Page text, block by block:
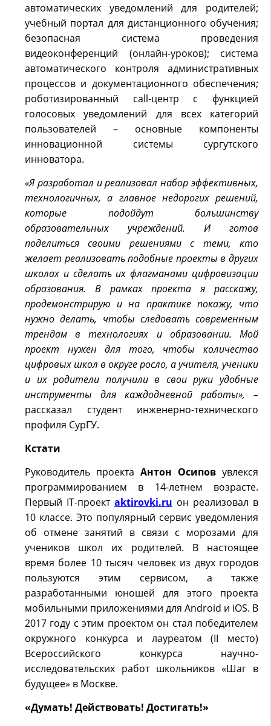
автоматических уведомлений для родителей;
учебный портал для дистанционного обучения;
безопасная система проведения
видеоконференций (онлайн-уроков); система
автоматического контроля административных
процессов и документационного обеспечения;
роботизированный call-центр с функцией
голосовых уведомлений для всех категорий
пользователей – основные компоненты
инновационной системы сургутского
инноватора.
«Я разработал и реализовал набор эффективных,
технологичных, а главное недорогих решений,
которые подойдут большинству
образовательных учреждений. И готов
поделиться своими решениями с теми, кто
желает реализовать подобные проекты в других
школах и сделать их флагманами цифровизации
образования. В рамках проекта я расскажу,
продемонстрирую и на практике покажу, что
нужно делать, чтобы следовать современным
трендам в технологиях и образовании. Мой
проект нужен для того, чтобы количество
цифровых школ в округе росло, а учителя, ученики
и их родители получили в свои руки удобные
инструменты для каждодневной работы», –
рассказал студент инженерно-технического
профиля СурГУ.
Кстати
Руководитель проекта Антон Осипов увлекся
программированием в 14-летнем возрасте.
Первый IT-проект aktirovki.ru он реализовал в
10 классе. Это популярный сервис уведомления
об отмене занятий в связи с морозами для
учеников школ их родителей. В настоящее
время более 10 тысяч человек из двух городов
пользуются этим сервисом, а также
разработанными юношей для этого проекта
мобильными приложениями для Android и iOS. В
2017 году с этим проектом он стал победителем
окружного конкурса и лауреатом (II место)
Всероссийского конкурса научно-
исследовательских работ школьников «Шаг в
будущее» в Москве.
«Думать! Действовать! Достигать!»